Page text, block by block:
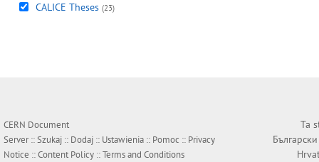
CALICE Theses (23)
CERN Document
Server ::Szukaj :: Dodaj :: Ustawienia :: Pomoc :: Privacy
Notice ::Content Policy ::Terms and Conditions
Ta
Български